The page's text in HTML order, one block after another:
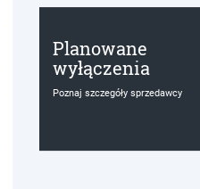
Planowane
wyłączenia
Poznaj szczegóły sprzedawcy